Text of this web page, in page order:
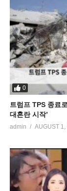
0
트럼프 TPS 종료
대혼란 시작’
admin AUGUST 1,